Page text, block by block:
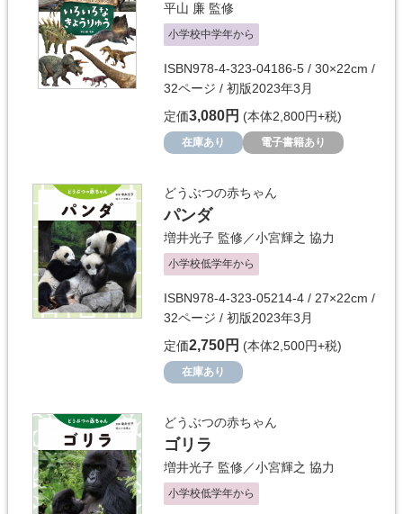
平山 廉 監修
小学校中学年から
ISBN978-4-323-04186-5 / 30×22cm /
32ページ / 初版2023年3月
定価3,080円 (本体2,800円+税)
在庫あり 電子書籍あり
どうぶつの赤ちゃん
パンダ
増井光子 監修／小宮輝之 協力
小学校低学年から
ISBN978-4-323-05214-4 / 27×22cm /
32ページ / 初版2023年3月
定価2,750円 (本体2,500円+税)
在庫あり
どうぶつの赤ちゃん
ゴリラ
増井光子 監修／小宮輝之 協力
小学校低学年から